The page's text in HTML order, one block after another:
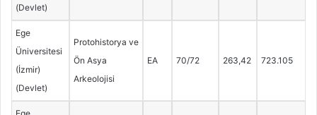
(Devlet)
Ege
Üniversitesi
(İzmir)
(Devlet)
Protohistorya ve
Ön Asya
Arkeolojisi
EA 70/72 263,42 723.105